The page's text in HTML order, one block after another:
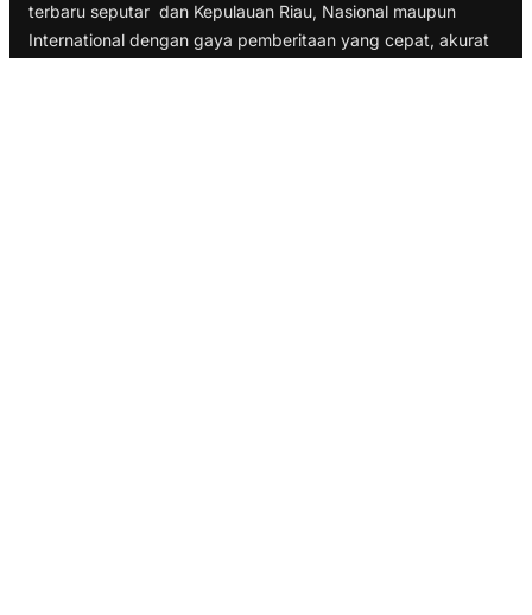
terbaru seputar dan Kepulauan Riau, Nasional maupun
International dengan gaya pemberitaan yang cepat, akurat